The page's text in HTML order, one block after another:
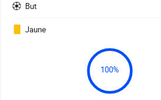
But
Jaune
100%